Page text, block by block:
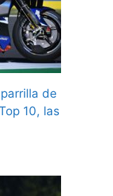
de
10, las